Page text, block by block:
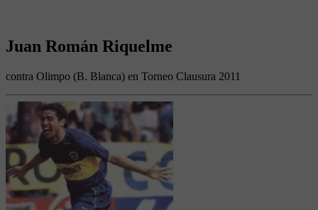
Juan Román Riquelme
contra Olimpo (B. Blanca) en Torneo Clausura 2011